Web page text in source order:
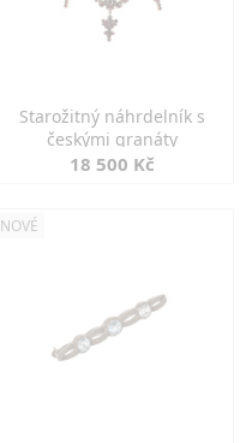
Starožitný náhrdelník s
českými granáty
18 500 Kč
NOVÉ